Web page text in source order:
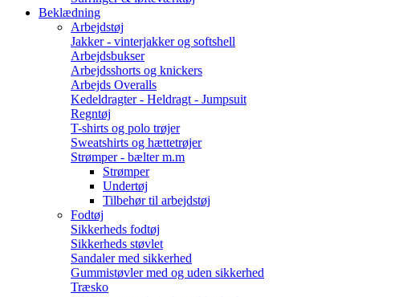
Beklædning
Arbejdstøj
Jakker - vinterjakker og softshell
Arbejdsbukser
Arbejdsshorts og knickers
Arbejds Overalls
Kedeldragter - Heldragt - Jumpsuit
Regntøj
T-shirts og polo trøjer
Sweatshirts og hættetrøjer
Strømper - bælter m.m
Strømper
Undertøj
Tilbehør til arbejdstøj
Fodtøj
Sikkerheds fodtøj
Sikkerheds støvlet
Sandaler med sikkerhed
Gummistøvler med og uden sikkerhed
Træsko